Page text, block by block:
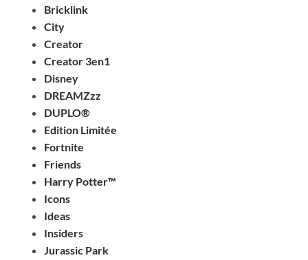
Bricklink
City
Creator
Creator 3en1
Disney
DREAMZzz
DUPLO®
Edition Limitée
Fortnite
Friends
Harry Potter™
Icons
Ideas
Insiders
Jurassic Park